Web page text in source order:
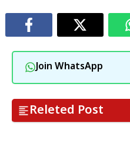
Join WhatsApp
Releted Post